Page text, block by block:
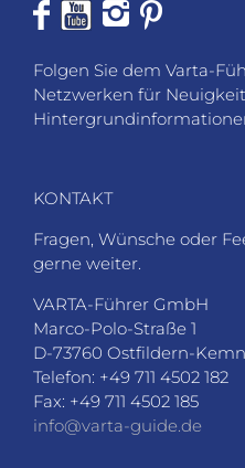
Folgen Sie dem Varta-
Netzwerken für
KONTAKT
Fragen, Wünsche oder
gerne weiter.
VARTA-Führer GmbH
Marco-Polo-Straße 1
D-73760 Ostfildern-
Telefon: +49 711 4502 182
Fax: +49 711 4502 185
info@varta-guide.de